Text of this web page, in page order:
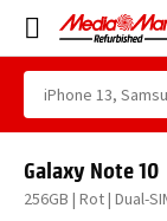
Galaxy Note 10